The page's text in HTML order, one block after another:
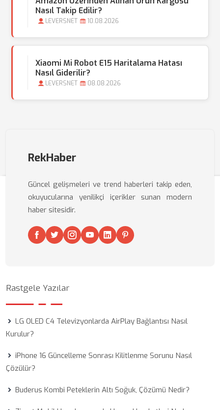
Nasıl Takip Edilir?
LEVERSNET 10.08.2026
Xiaomi Mi Robot E15 Haritalama Hatası
Nasıl Giderilir?
LEVERSNET 08.08.2026
RekHaber
Güncel gelişmeleri ve trend haberleri takip eden,
okuyucularına yenilikçi içerikler sunan modern
haber sitesidir.
Rastgele Yazılar
LG OLED C4 Televizyonlarda AirPlay Bağlantısı Nasıl
Kurulur?
iPhone 16 Güncelleme Sonrası Kilitlenme Sorunu Nasıl
Çözülür?
Buderus Kombi Peteklerin Altı Soğuk, Çözümü Nedir?